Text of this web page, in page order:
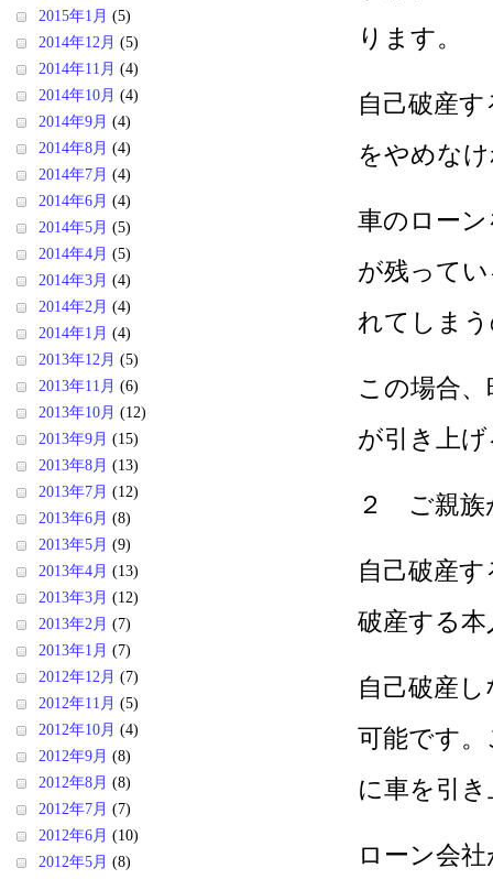
ります。
自己破産
をやめな
車のロー
が残って
れてしま
この場合
が引き上
２ ご親族
自己破産
破産する
自己破産
可能です
に車を引
ローン会
2015年1月 (5)
2014年12月 (5)
2014年11月 (4)
2014年10月 (4)
2014年9月 (4)
2014年8月 (4)
2014年7月 (4)
2014年6月 (4)
2014年5月 (5)
2014年4月 (5)
2014年3月 (4)
2014年2月 (4)
2014年1月 (4)
2013年12月 (5)
2013年11月 (6)
2013年10月 (12)
2013年9月 (15)
2013年8月 (13)
2013年7月 (12)
2013年6月 (8)
2013年5月 (9)
2013年4月 (13)
2013年3月 (12)
2013年2月 (7)
2013年1月 (7)
2012年12月 (7)
2012年11月 (5)
2012年10月 (4)
2012年9月 (8)
2012年8月 (8)
2012年7月 (7)
2012年6月 (10)
2012年5月 (8)